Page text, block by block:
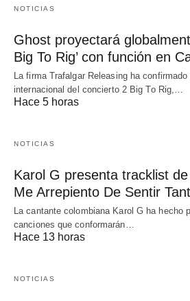
NOTICIAS
Ghost proyectará
Big To Rig’ con función en
La firma Trafalgar Releasing ha
internacional del concierto 2 Big To Rig,…
Hace 5 horas
NOTICIAS
Karol G presenta tracklist de
Me Arrepiento De Sentir
La cantante colombiana Karol G ha hecho
canciones que conformarán…
Hace 13 horas
NOTICIAS